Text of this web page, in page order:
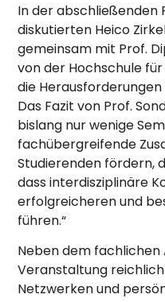
In der abschließenden
diskutierten Heico
gemeinsam mit Prof.
von der Hochschule
die
Das Fazit von Prof.
bislang nur wenige
fachübergreifende
Studierenden fördern,
dass interdisziplinäre
erfolgreicheren und
führen.“
Neben dem
Veranstaltung
Netzwerken und